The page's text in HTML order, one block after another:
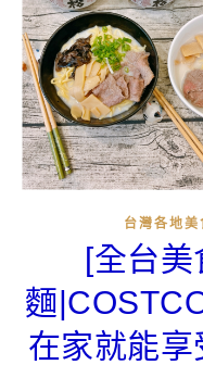
台灣各地美
[全台美
麵
在家就能